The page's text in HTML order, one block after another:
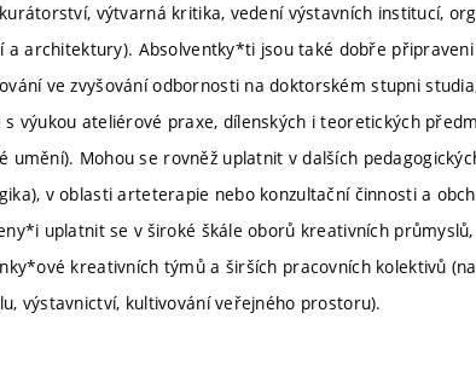
výtvarná kritika, vedení výstavních institucí,
a architektury). Absolventky*ti jsou také dobře
ve zvyšování odbornosti na doktorském stupni
s výukou ateliérové praxe, dílenských i teoretických
umění). Mohou se rovněž uplatnit v dalších
v oblasti arteterapie nebo konzultační činnosti a
uplatnit se v široké škále oborů kreativních
kreativních týmů a širších pracovních kolektivů
výstavnictví, kultivování veřejného prostoru).